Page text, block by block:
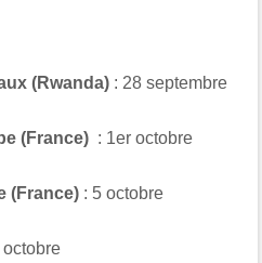
(Rwanda) : 28 septembre
(France) : 1er octobre
(France) : 5 octobre
octobre